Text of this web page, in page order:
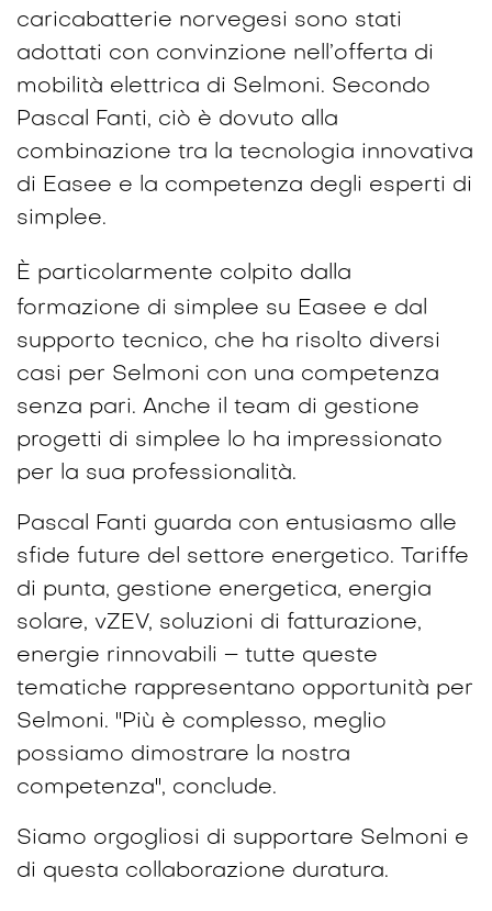
caricabatterie norvegesi sono stati
adottati con convinzione nell’offerta di
mobilità elettrica di Selmoni. Secondo
Pascal Fanti, ciò è dovuto alla
combinazione tra la tecnologia innovativa
di Easee e la competenza degli esperti di
simplee.
È particolarmente colpito dalla
formazione di simplee su Easee e dal
supporto tecnico, che ha risolto diversi
casi per Selmoni con una competenza
senza pari. Anche il team di gestione
progetti di simplee lo ha impressionato
per la sua professionalità.
Pascal Fanti guarda con entusiasmo alle
sfide future del settore energetico. Tariffe
di punta, gestione energetica, energia
solare, vZEV, soluzioni di fatturazione,
energie rinnovabili – tutte queste
tematiche rappresentano opportunità per
Selmoni. "Più è complesso, meglio
possiamo dimostrare la nostra
competenza", conclude.
Siamo orgogliosi di supportare Selmoni e
di questa collaborazione duratura.